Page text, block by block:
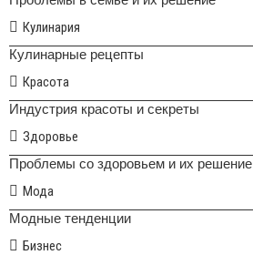
Кулинария
Кулинарные рецепты
Красота
Индустрия красоты и секреты
Здоровье
Проблемы со здоровьем и их решение
Мода
Модные тенденции
Бизнес